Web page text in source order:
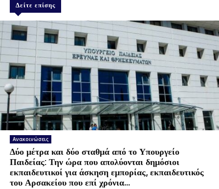
Δείτε επίσης
Ανακοινώσεις
Δύο μέτρα και δύο σταθμά από το Υπουργείο
Παιδείας: Την ώρα που απολύονται δημόσιοι
εκπαιδευτικοί για άσκηση εμπορίας, εκπαιδευτικός
του Αρσακείου που επί χρόνια...